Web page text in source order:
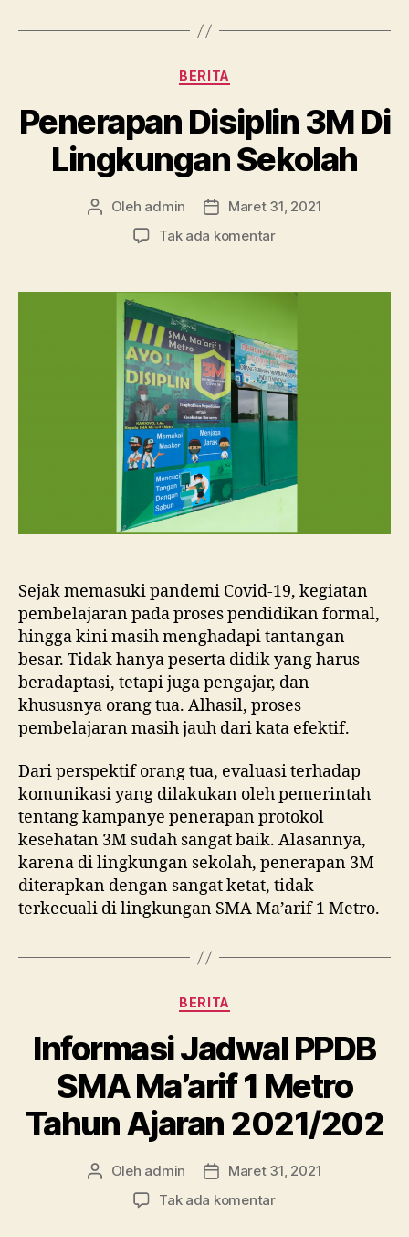
Kategori
BERITA
Penerapan Disiplin 3M Di
Lingkungan Sekolah
Penulis
artikel
Oleh admin
Tanggal
artikel
Maret 31, 2021
Tak ada komentarpada
3M
Sekolah
Sejak memasuki pandemi Covid-19, kegiatan
pembelajaran pada proses pendidikan formal,
hingga kini masih menghadapi tantangan
besar. Tidak hanya peserta didik yang harus
beradaptasi, tetapi juga pengajar, dan
khususnya orang tua. Alhasil, proses
pembelajaran masih jauh dari kata efektif.
Dari perspektif orang tua, evaluasi terhadap
komunikasi yang dilakukan oleh pemerintah
tentang kampanye penerapan protokol
kesehatan 3M sudah sangat baik. Alasannya,
karena di lingkungan sekolah, penerapan 3M
diterapkan dengan sangat ketat, tidak
terkecuali di lingkungan SMA Ma’arif 1 Metro.
Kategori
BERITA
Informasi Jadwal PPDB
SMA Ma’arif 1 Metro
Tahun Ajaran 2021/202
Penulis
artikel
Oleh admin
Tanggal
artikel
Maret 31, 2021
Tak ada komentarpada